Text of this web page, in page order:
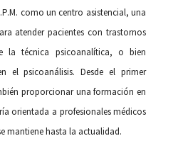
como un centro asistencial, una
atender pacientes con trastornos
la técnica psicoanalítica, o bien
el psicoanálisis. Desde el primer
proporcionar una formación en
orientada a profesionales médicos
mantiene hasta la actualidad.